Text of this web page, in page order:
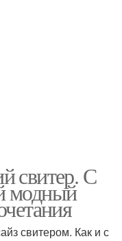
свитер. С
модный
свитером. Как и с